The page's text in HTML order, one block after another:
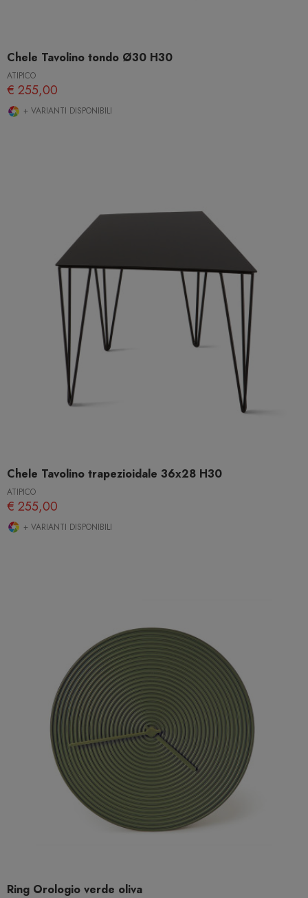
Chele Tavolino tondo Ø30 H30
ATIPICO
€ 255,00
+ VARIANTI DISPONIBILI
Chele Tavolino trapezioidale 36x28 H30
ATIPICO
€ 255,00
+ VARIANTI DISPONIBILI
Ring Orologio verde oliva